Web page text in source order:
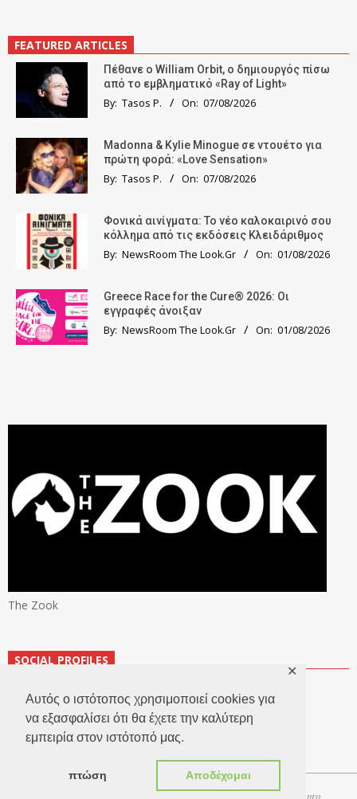
Αυτός ο ιστότοπος χρησιμοποιεί cookies για
να εξασφαλίσει ότι θα έχετε την καλύτερη
εμπειρία στον ιστότοπό μας.
πτώση Αποδέχομαι
✕
FEATURED ARTICLES
Πέθανε ο William Orbit, ο δημιουργός πίσω
από το εμβληματικό «Ray of Light»
By: Tasos P. On: 07/08/2026
Madonna & Kylie Minogue σε ντουέτο για
πρώτη φορά: «Love Sensation»
By: Tasos P. On: 07/08/2026
Φονικά αινίγματα: Το νέο καλοκαιρινό σου
κόλλημα από τις εκδόσεις Κλειδάριθμος
By: NewsRoom The Look.Gr On: 01/08/2026
Greece Race for the Cure® 2026: Οι
εγγραφές άνοιξαν
By: NewsRoom The Look.Gr On: 01/08/2026
The Zook
SOCIAL PROFILES
Websitepro